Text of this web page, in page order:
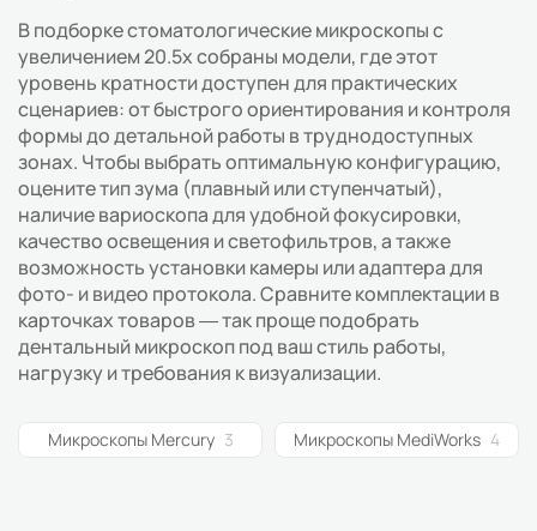
В подборке стоматологические микроскопы с
увеличением 20.5х собраны модели, где этот
уровень кратности доступен для практических
сценариев: от быстрого ориентирования и контроля
формы до детальной работы в труднодоступных
зонах. Чтобы выбрать оптимальную конфигурацию,
оцените тип зума (плавный или ступенчатый),
наличие вариоскопа для удобной фокусировки,
качество освещения и светофильтров, а также
возможность установки камеры или адаптера для
фото- и видео протокола. Сравните комплектации в
карточках товаров — так проще подобрать
дентальный микроскоп под ваш стиль работы,
нагрузку и требования к визуализации.
Микроскопы Mercury 3 Микроскопы MediWorks 4